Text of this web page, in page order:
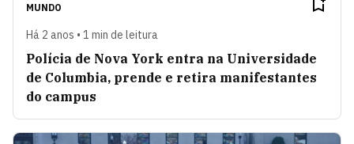
MUNDO
Há 2 anos • 1 min de leitura
Polícia de Nova York entra na Universidade
de Columbia, prende e retira manifestantes
do campus